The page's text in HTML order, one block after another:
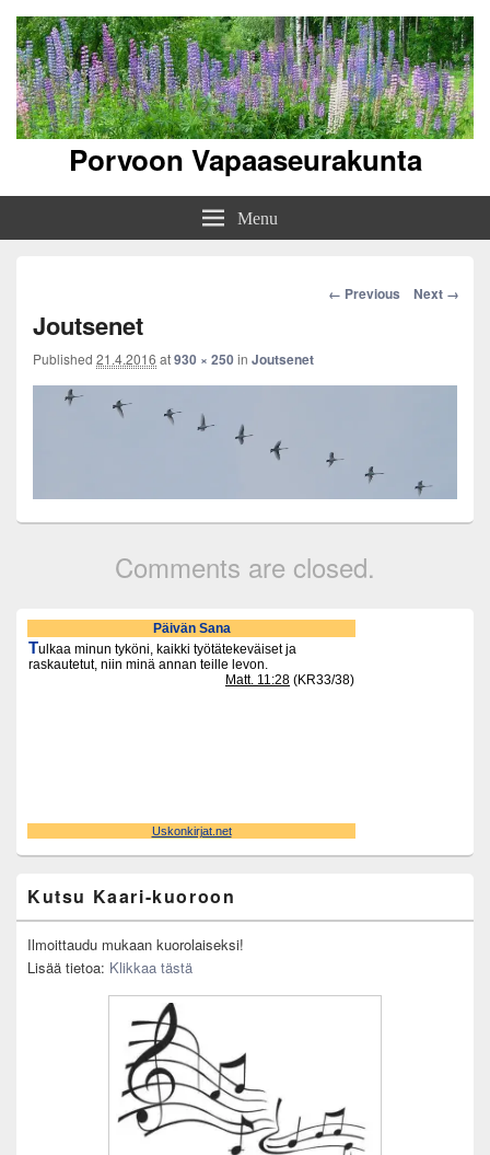
Porvoon Vapaaseurakunta
Menu
Image
← Previous Next →
Joutsenet
Published 21.4.2016 at930 × 250in Joutsenet
Comments are closed.
Primary
Sidebar
Widget
Kutsu Kaari-kuoroon
Ilmoittaudu mukaan kuorolaiseksi!
Lisää tietoa: Klikkaa tästä